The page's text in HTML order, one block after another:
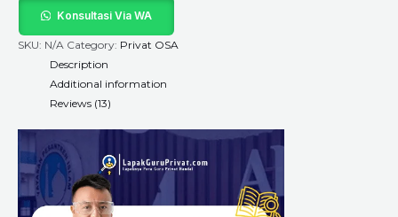
Konsultasi Via WA
SKU: N/A Category: Privat OSA
Description
Additional information
Reviews (13)